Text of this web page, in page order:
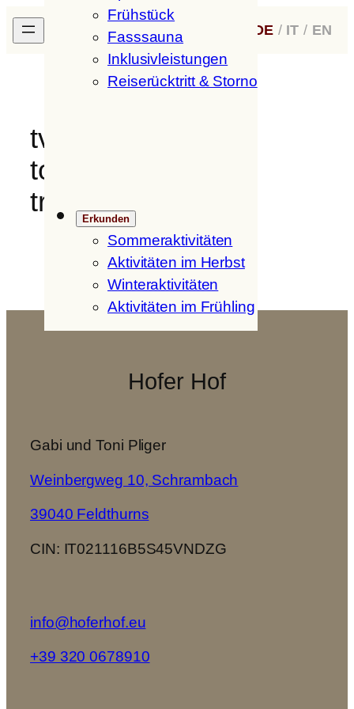
Zum
Inhalt
Frühstück
Fasssauna
Inklusivleistungen
Reiserücktritt & Storno
Erkunden
Sommeraktivitäten
Aktivitäten im Herbst
Winteraktivitäten
Aktivitäten im Frühling
H oferHof DE / IT / EN
tv-klausen-herbst-
toerggelen-idm-
trickytine-14
Hofer Hof
Gabi und Toni Pliger
Weinbergweg 10, Schrambach
39040 Feldthurns
CIN: IT021116B5S45VNDZG
info@hoferhof.eu
+39 320 0678910